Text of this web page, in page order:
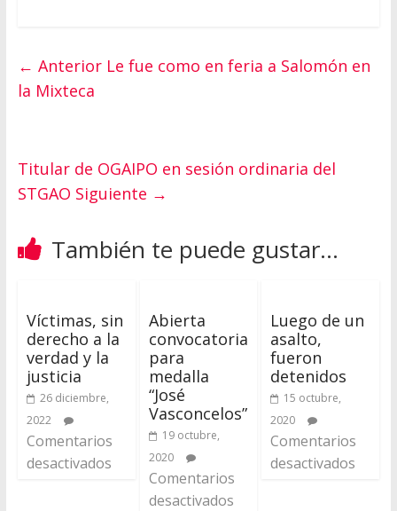
← AnteriorLe fue como en feria a Salomón en
la Mixteca
Titular de OGAIPO en sesión ordinaria del
STGAO Siguiente →
También te puede gustar...
Víctimas, sin
derecho a la
verdad y la
justicia
26 diciembre,
2022
Comentarios
desactivados
Abierta
convocatoria
para
medalla
“José
Vasconcelos”
19 octubre,
2020
Comentarios
desactivados
Luego de un
asalto,
fueron
detenidos
15 octubre,
2020
Comentarios
desactivados